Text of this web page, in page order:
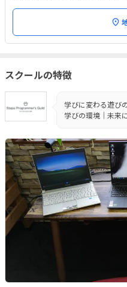
スクールの特徴
学びに変わる遊び
学びの環境｜未来